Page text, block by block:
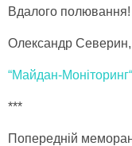
Вдалого полювання!
Олександр
“Майдан-Моніторинг“
***
Попередній